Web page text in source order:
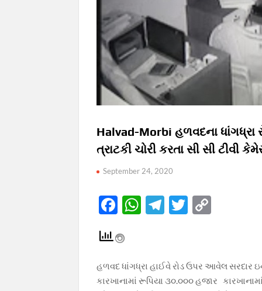
Halvad-Morbi હળવદના ધાંગધ્રા
ત્રાટકી ચોરી કરતા સી સી ટીવી
September 24, 2020
F
e
b
o
W
s
A
T
gr
a
T
er y
Li
હળવદ ધાંગધ્રા હાઈવે રોડ ઉપર આવેલ સરદાર
કારખાનામાં રૂપિયા ૩૦.૦૦૦ હજાર